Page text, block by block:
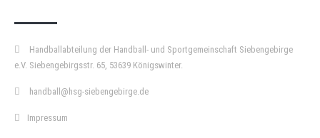
Handballabteilung der Handball- und Sportgemeinschaft Siebengebirge
e.V. Siebengebirgsstr. 65, 53639 Königswinter.
handball@hsg-siebengebirge.de
Impressum